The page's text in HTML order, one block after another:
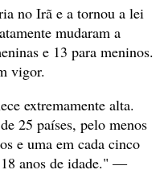
no Irã e a tornou a lei
mudaram a
e 13 para meninos.
vigor.
extremamente alta.
25 países, pelo menos
e uma em cada cinco
anos de idade." —